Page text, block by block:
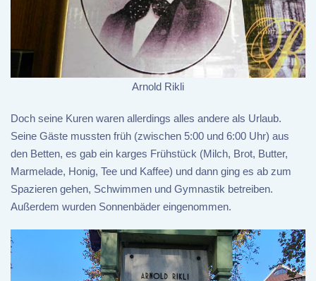
Arnold Rikli
Doch seine Kuren waren allerdings alles andere als Urlaub.
Seine Gäste mussten früh (zwischen 5:00 und 6:00 Uhr) aus
den Betten, es gab ein karges Frühstück (Milch, Brot, Butter,
Marmelade, Honig, Tee und Kaffee) und dann ging es ab zum
Spazieren gehen, Schwimmen und Gymnastik betreiben.
Außerdem wurden Sonnenbäder eingenommen.